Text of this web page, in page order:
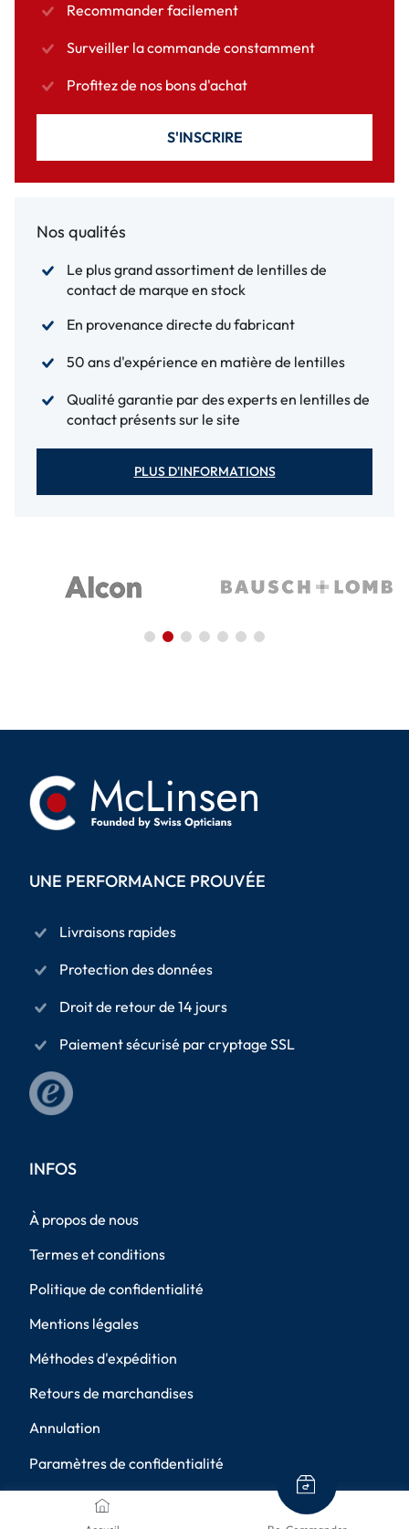
Recommander facilement
Surveiller la commande constamment
Profitez de nos bons d'achat
S'INSCRIRE
Nos qualités
Le plus grand assortiment de lentilles de
contact de marque en stock
En provenance directe du fabricant
50 ans d'expérience en matière de lentilles
Qualité garantie par des experts en lentilles de
contact présents sur le site
PLUS D'INFORMATIONS
UNE PERFORMANCE PROUVÉE
Livraisons rapides
Protection des données
Droit de retour de 14 jours
Paiement sécurisé par cryptage SSL
INFOS
À propos de nous
Termes et conditions
Politique de confidentialité
Mentions légales
Méthodes d'expédition
Retours de marchandises
Annulation
Paramètres de confidentialité
MÉTHODES DE PAIEMENT